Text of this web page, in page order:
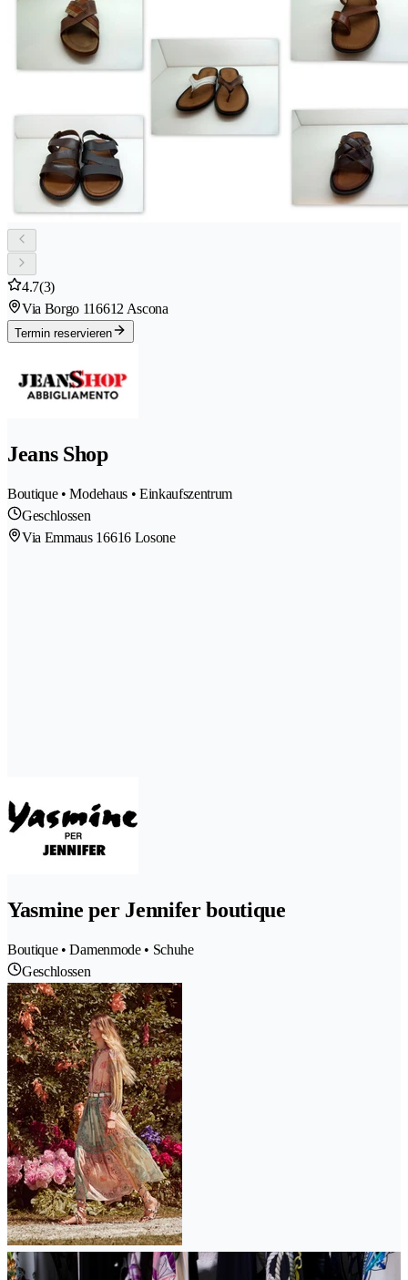
4.7(3)
Via Borgo 116612 Ascona
Termin reservieren
Jeans Shop
Boutique • Modehaus • Einkaufszentrum
Geschlossen
Via Emmaus 16616 Losone
Yasmine per Jennifer boutique
Boutique • Damenmode • Schuhe
Geschlossen